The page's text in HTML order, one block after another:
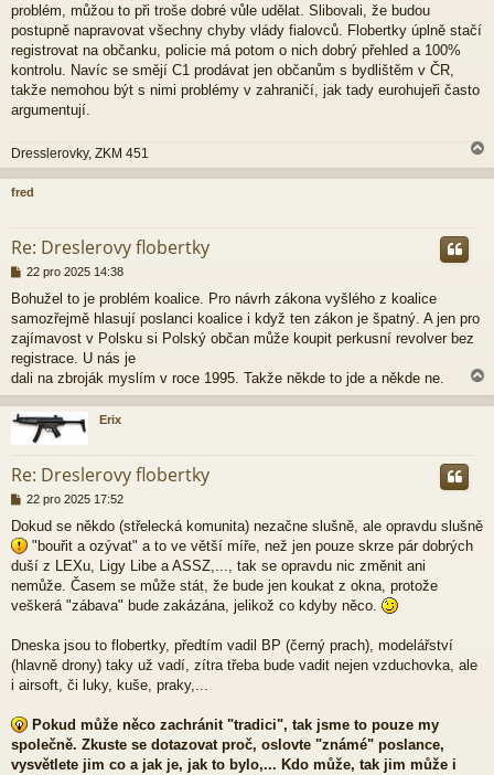
problém, můžou to při troše dobré vůle udělat. Slibovali, že budou
postupně napravovat všechny chyby vlády fialovců. Flobertky úplně stačí
registrovat na občanku, policie má potom o nich dobrý přehled a 100%
kontrolu. Navíc se smějí C1 prodávat jen občanům s bydlištěm v ČR,
takže nemohou být s nimi problémy v zahraničí, jak tady eurohujeři často
argumentují.
Dresslerovky, ZKM 451
a
h
fred
Re: Dreslerovy flobertky
P
í
s
p
ě
v
e
22 pro 2025 14:38
Bohužel to je problém koalice. Pro návrh zákona vyšlého z koalice
samozřejmě hlasují poslanci koalice i když ten zákon je špatný. A jen pro
zajímavost v Polsku si Polský občan může koupit perkusní revolver bez
registrace. U nás je
dali na zbroják myslím v roce 1995. Takže někde to jde a někde ne.
a
h
Erix
Re: Dreslerovy flobertky
P
í
s
p
ě
v
e
22 pro 2025 17:52
Dokud se někdo (střelecká komunita) nezačne slušně, ale opravdu slušně
"bouřit a ozývat" a to ve větší míře, než jen pouze skrze pár dobrých
duší z LEXu, Ligy Libe a ASSZ,..., tak se opravdu nic změnit ani
nemůže. Časem se může stát, že bude jen koukat z okna, protože
veškerá "zábava" bude zakázána, jelikož co kdyby něco.
Dneska jsou to flobertky, předtím vadil BP (černý prach), modelářství
(hlavně drony) taky už vadí, zítra třeba bude vadit nejen vzduchovka, ale
i airsoft, či luky, kuše, praky,...
Pokud může něco zachránit "tradici", tak jsme to pouze my
společně. Zkuste se dotazovat proč, oslovte "známé" poslance,
vysvětlete jim co a jak je, jak to bylo,... Kdo může, tak jim může i